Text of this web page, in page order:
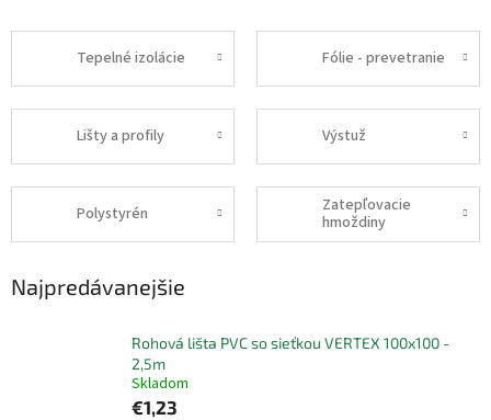
Tepelné izolácie Fólie - prevetranie
Lišty a profily Výstuž
Polystyrén
Zatepľovacie
hmoždiny
Najpredávanejšie
Rohová lišta PVC so sieťkou VERTEX 100x100 -
2,5m
Skladom
€1,23